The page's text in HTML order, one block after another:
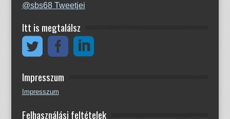
@sbs68 Tweetjei
Itt is megtalálsz
Impresszum
Impresszum
Felhasználási feltételek